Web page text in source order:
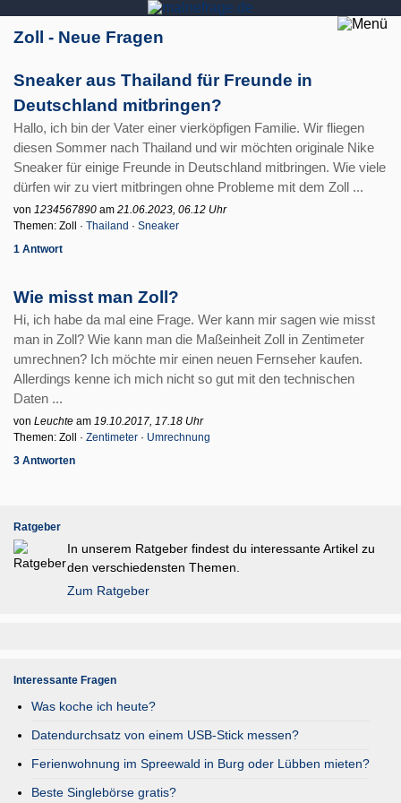
Zoll - Neue Fragen
Sneaker aus Thailand für Freunde in
Deutschland mitbringen?
Hallo, ich bin der Vater einer vierköpfigen Familie. Wir fliegen
diesen Sommer nach Thailand und wir möchten originale Nike
Sneaker für einige Freunde in Deutschland mitbringen. Wie viele
dürfen wir zu viert mitbringen ohne Probleme mit dem Zoll ...
von 1234567890 am 21.06.2023, 06.12 Uhr
Themen: Zoll · Thailand · Sneaker
1 Antwort
Wie misst man Zoll?
Hi, ich habe da mal eine Frage. Wer kann mir sagen wie misst
man in Zoll? Wie kann man die Maßeinheit Zoll in Zentimeter
umrechnen? Ich möchte mir einen neuen Fernseher kaufen.
Allerdings kenne ich mich nicht so gut mit den technischen
Daten ...
von Leuchte am 19.10.2017, 17.18 Uhr
Themen: Zoll · Zentimeter · Umrechnung
3 Antworten
Ratgeber
In unserem Ratgeber findest du interessante Artikel zu
den verschiedensten Themen.
Zum Ratgeber
Interessante Fragen
Was koche ich heute?
Datendurchsatz von einem USB-Stick messen?
Ferienwohnung im Spreewald in Burg oder Lübben mieten?
Beste Singlebörse gratis?